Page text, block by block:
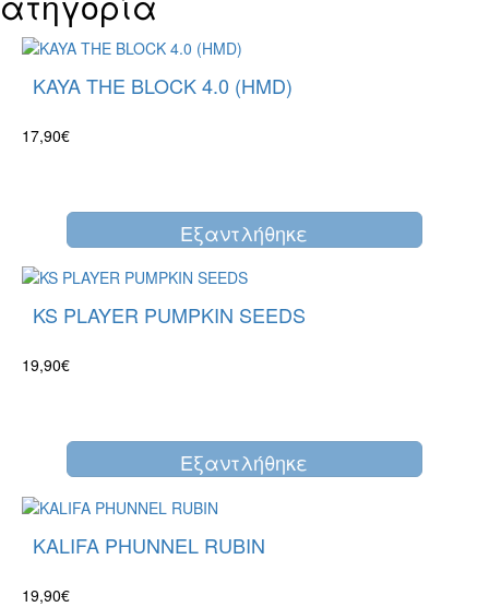
KAYA THE BLOCK 4.0 (HMD)
17,90€
Eξαντλήθηκε
KS PLAYER PUMPKIN SEEDS
19,90€
Eξαντλήθηκε
KALIFA PHUNNEL RUBIN
19,90€